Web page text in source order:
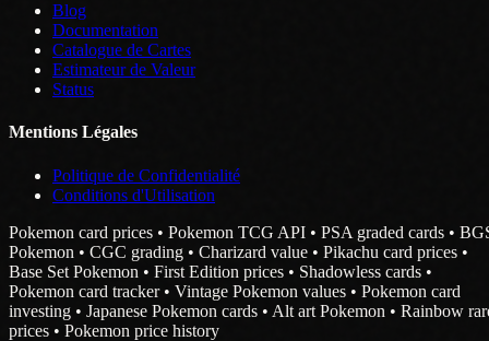
Blog
Documentation
Catalogue de Cartes
Estimateur de Valeur
Status
Mentions Légales
Politique de Confidentialité
Conditions d'Utilisation
Pokemon card prices • Pokemon TCG API • PSA graded cards •
Pokemon • CGC grading • Charizard value • Pikachu card prices •
Base Set Pokemon • First Edition prices • Shadowless cards •
Pokemon card tracker • Vintage Pokemon values • Pokemon card
investing • Japanese Pokemon cards • Alt art Pokemon • Rainbow
prices • Pokemon price history